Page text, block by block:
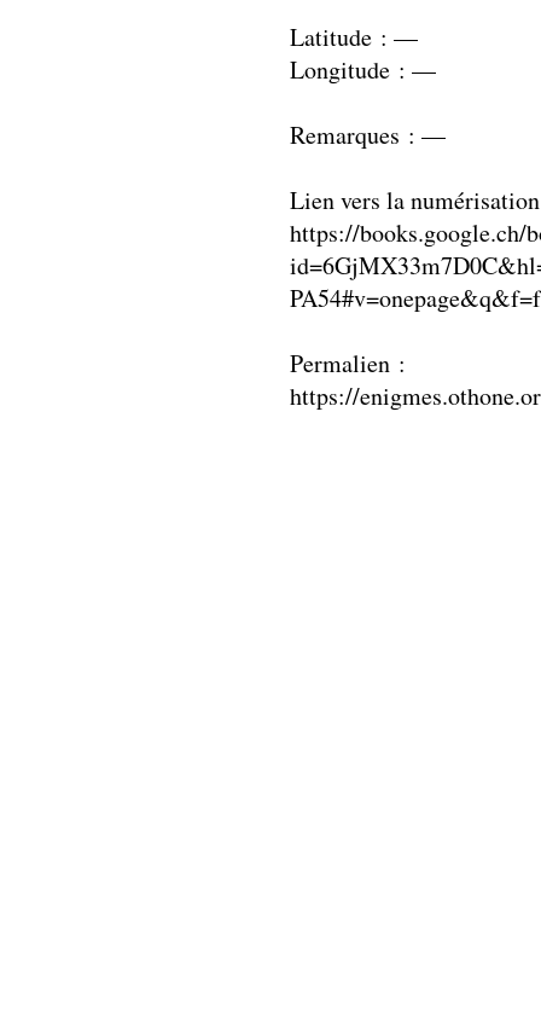
Latitude : —
Longitude : —
Remarques : —
Lien vers la
https://books.google.ch/
Permalien :
https://